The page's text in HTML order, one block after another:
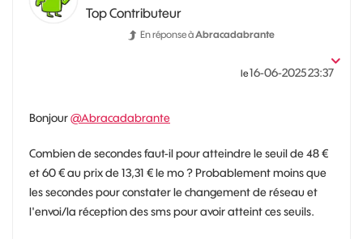
Top Contributeur
En réponse àAbracadabrante
le‎16-06-202523:37
Bonjour@Abracadabrante
Combien de secondes faut-il pour atteindre le seuil de 48 €
et 60 € au prix de 13,31 € le mo ? Probablement moins que
les secondes pour constater le changement de réseau et
l'envoi/la réception des sms pour avoir atteint ces seuils.